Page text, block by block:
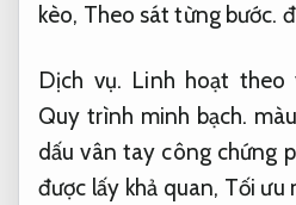
kèo, Theo sát từng bước.
Dịch vụ. Linh hoạt theo
Quy trình minh bạch.
dấu vân tay công chứng
được lấy khả quan, Tối ưu